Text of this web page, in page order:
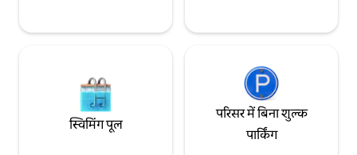
स्विमिंग पूल
परिसर में बिना शुल्क
पार्किंग